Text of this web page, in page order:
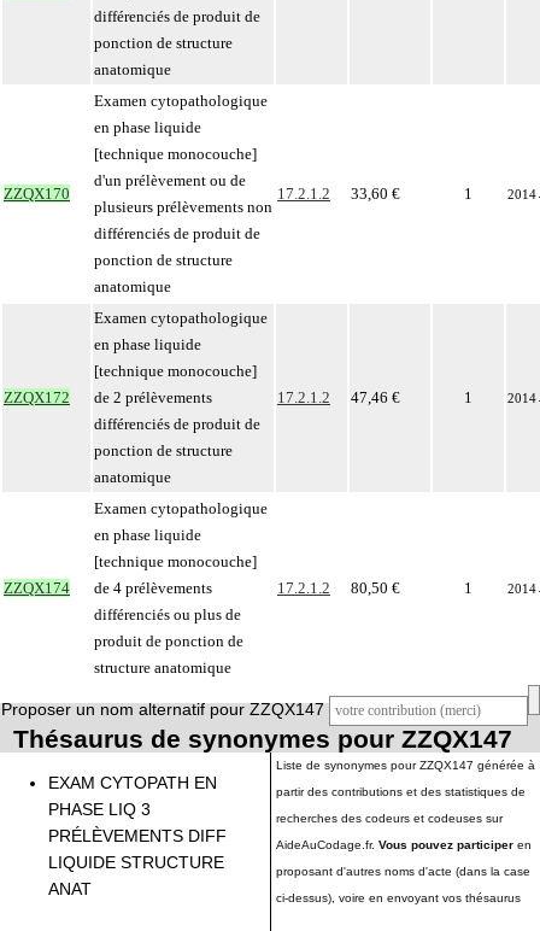
différenciés de produit de
ponction de structure
anatomique
ZZQX170
Examen cytopathologique
en phase liquide
[technique monocouche]
d'un prélèvement ou de
plusieurs prélèvements non
différenciés de produit de
ponction de structure
anatomique
17.2.1.2 33,60 € 1 2014
ZZQX172
Examen cytopathologique
en phase liquide
[technique monocouche]
de 2 prélèvements
différenciés de produit de
ponction de structure
anatomique
17.2.1.2 47,46 € 1 2014
ZZQX174
Examen cytopathologique
en phase liquide
[technique monocouche]
de 4 prélèvements
différenciés ou plus de
produit de ponction de
structure anatomique
17.2.1.2 80,50 € 1 2014
Proposer un nom alternatif pour ZZQX147
Thésaurus de synonymes pour ZZQX147
EXAM CYTOPATH EN
PHASE LIQ 3
PRÉLÈVEMENTS DIFF
LIQUIDE STRUCTURE
ANAT
Liste de synonymes pour ZZQX147 générée à
partir des contributions et des statistiques de
recherches des codeurs et codeuses sur
AideAuCodage.fr. Vous pouvez participer en
proposant d'autres noms d'acte (dans la case
ci-dessus), voire en envoyant vos thésaurus